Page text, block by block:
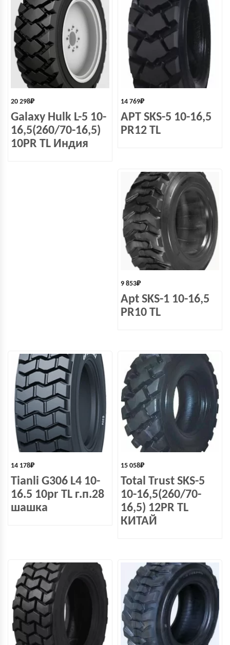
20 298₽
Galaxy Hulk L-5 10-
16,5(260/70-16,5)
10PR TL Индия
14 769₽
APT SKS-5 10-16,5
PR12 TL
9 853₽
Apt SKS-1 10-16,5
PR10 TL
14 178₽
Tianli G306 L4 10-
16.5 10pr TL г.п.28
шашка
15 058₽
Total Trust SKS-5
10-16,5(260/70-
16,5) 12PR TL
КИТАЙ